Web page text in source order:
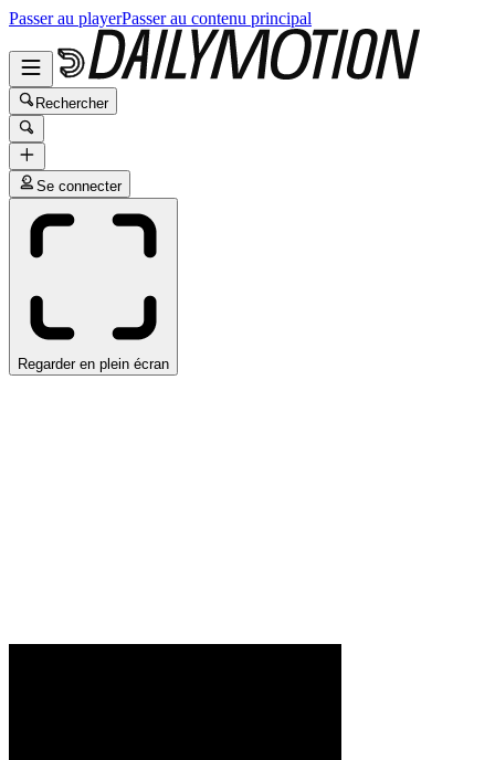
Passer au playerPasser au contenu principal
Rechercher
Se connecter
Regarder en plein écran